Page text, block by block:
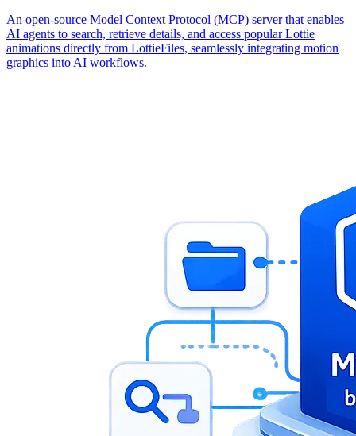
An open-source Model Context Protocol (MCP) server that enables
AI agents to search, retrieve details, and access popular Lottie
animations directly from LottieFiles, seamlessly integrating motion
graphics into AI workflows.